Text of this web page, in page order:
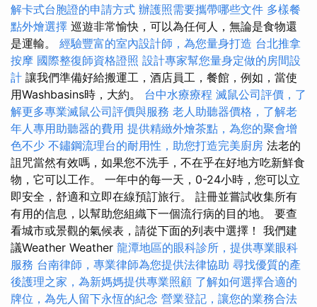
解卡式台胞證的申請方式 辦護照需要攜帶哪些文件 多樣餐
點外燴選擇 巡遊非常愉快，可以為任何人，無論是食物還
是運輸。 經驗豐富的室內設計師，為您量身打造 台北推拿
按摩 國際整復師資格證照 設計專家幫您量身定做的房間設
計 讓我們準備好給搬運工，酒店員工，餐館，例如，當使
用Washbasins時，大約。 台中水療療程 滅鼠公司評價，了
解更多專業滅鼠公司評價與服務 老人助聽器價格，了解老
年人專用助聽器的費用 提供精緻外燴茶點，為您的聚會增
色不少 不鏽鋼流理台的耐用性，助您打造完美廚房 法老的
詛咒當然有效嗎，如果您不洗手，不在乎在好地方吃新鮮食
物，它可以工作。 一年中的每一天，0-24小時，您可以立
即安全，舒適和立即在線預訂旅行。 註冊並嘗試收集所有
有用的信息，以幫助您組織下一個流行病的目的地。 要查
看城市或景觀的氣候表，請從下面的列表中選擇！ 我們建
議Weather Weather 龍潭地區的眼科診所，提供專業眼科
服務 台南律師，專業律師為您提供法律協助 尋找優質的產
後護理之家，為新媽媽提供專業照顧 了解如何選擇合適的
牌位，為先人留下永恆的紀念 營業登記，讓您的業務合法